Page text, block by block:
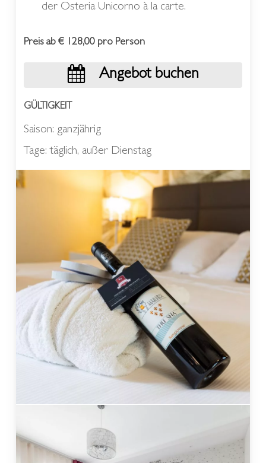
der Osteria Unicorno à la carte.
Preis ab € 128,00 pro Person
Angebot buchen
GÜLTIGKEIT
Saison: ganzjährig
Tage: täglich, außer Dienstag